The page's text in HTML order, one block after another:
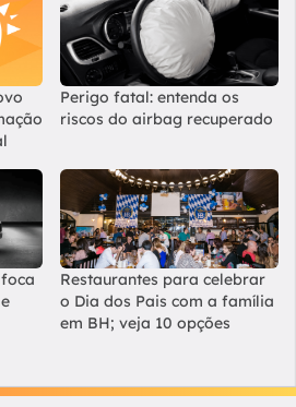
Perigo fatal: entenda os
riscos do airbag recuperado
Restaurantes para celebrar
o Dia dos Pais com a família
em BH; veja 10 opções